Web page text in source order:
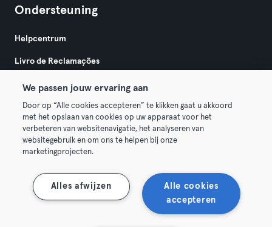
Ondersteuning
Helpcentrum
Livro de Reclamações
Algemene Voorwaarden
Trek hier je contract terug
We passen jouw ervaring aan
Door op “Alle cookies accepteren” te klikken gaat u akkoord
met het opslaan van cookies op uw apparaat voor het
verbeteren van websitenavigatie, het analyseren van
websitegebruik en om ons te helpen bij onze
marketingprojecten.
Alle cookies
accepteren
Alles afwijzen